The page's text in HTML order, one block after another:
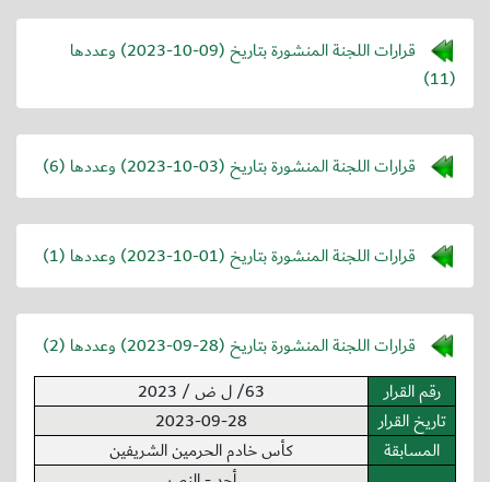
قرارات اللجنة المنشورة بتاريخ (2023-10-09) وعددها
(11)
قرارات اللجنة المنشورة بتاريخ (2023-10-03) وعددها (6)
قرارات اللجنة المنشورة بتاريخ (2023-10-01) وعددها (1)
قرارات اللجنة المنشورة بتاريخ (2023-09-28) وعددها (2)
رقم القرار
63/ ل ض / 2023
تاريخ القرار
2023-09-28
المسابقة
كأس خادم الحرمين الشريفين